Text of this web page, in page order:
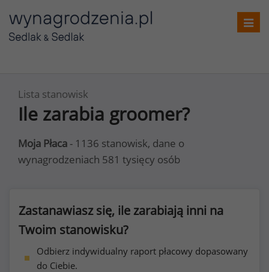
Lista stanowisk
Ile zarabia groomer?
Moja Płaca - 1136 stanowisk, dane o
wynagrodzeniach 581 tysięcy osób
Zastanawiasz się, ile zarabiają inni na
Twoim stanowisku?
Odbierz indywidualny raport płacowy dopasowany
do Ciebie.